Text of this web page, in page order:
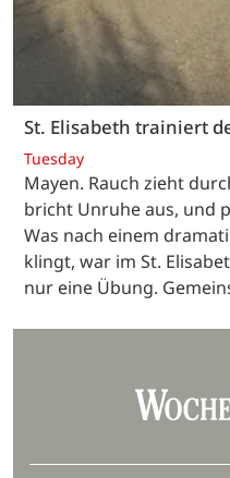
St. Elisabeth trainiert
Tuesday
Mayen. Rauch zieht
bricht Unruhe aus, und
Was nach einem
klingt, war im St.
nur eine Übung.